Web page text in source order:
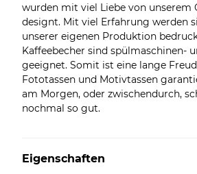
wurden mit viel Liebe von unserem
designt. Mit viel Erfahrung werden
unserer eigenen Produktion
Kaffeebecher sind spülmaschinen-
geeignet. Somit ist eine lange
Fototassen und Motivtassen
am Morgen, oder zwischendurch,
nochmal so gut.
Eigenschaften